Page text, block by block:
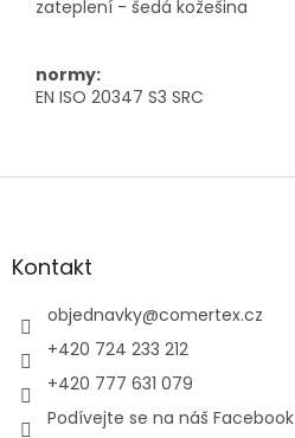
zateplení - šedá kožešina
normy:
EN ISO 20347 S3 SRC
Z
aKontakt
objednavky@comertex.cz
+420 724 233 212
+420 777 631 079
Podívejte se na náš Facebook